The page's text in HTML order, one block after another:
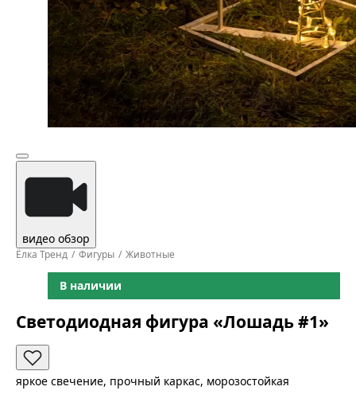
видео обзор
Ёлка Тренд Фигуры Животные
В наличии
Светодиодная фигура «Лошадь #1»
яркое свечение, прочный каркас, морозостойкая